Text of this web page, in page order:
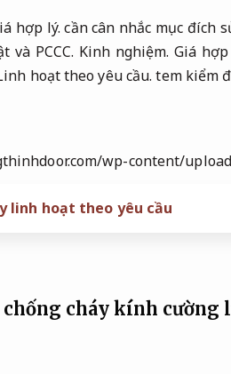
hợp lý. cần cân nhắc mục đích
và PCCC. Kinh nghiệm. Giá hợp
hoạt theo yêu cầu. tem kiểm
linh hoạt theo yêu cầu
chống cháy kính cường